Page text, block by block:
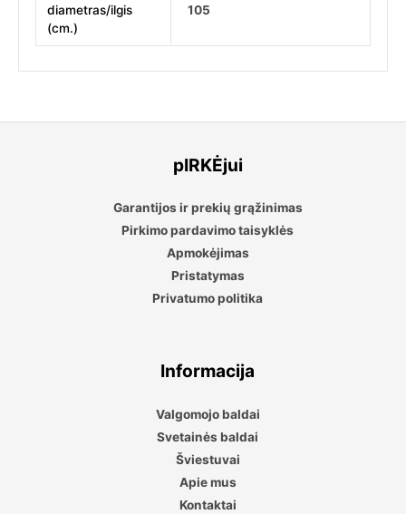
diametras/ilgis
(cm.)
105
pIRKĖjui
Garantijos ir prekių grąžinimas
Pirkimo pardavimo taisyklės
Apmokėjimas
Pristatymas
Privatumo politika
Informacija
Valgomojo baldai
Svetainės baldai
Šviestuvai
Apie mus
Kontaktai